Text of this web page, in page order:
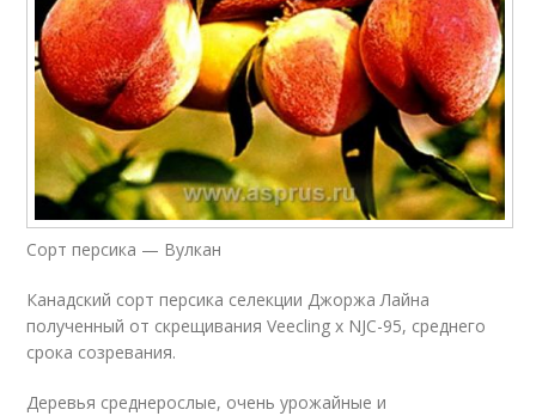
Сорт персика — Вулкан
Канадский сорт персика селекции Джоржа Лайна
полученный от скрещивания Veecling x NJC-95, среднего
срока созревания.
Деревья среднерослые, очень урожайные и